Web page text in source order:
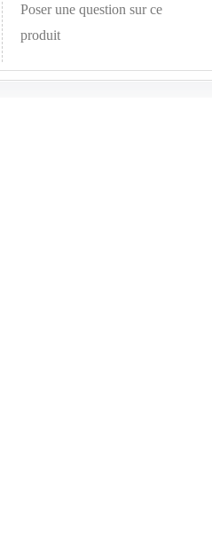
Poser une question sur ce
produit